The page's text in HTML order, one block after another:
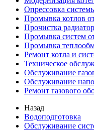
Опрессовка
Промывка котлов
Прочистка
Промывка систем
Промывка
Ремонт котла и
Техническое
Обслуживание
Обслуживание
Ремонт газового
Назад
Водоподготовка
Обслуживание